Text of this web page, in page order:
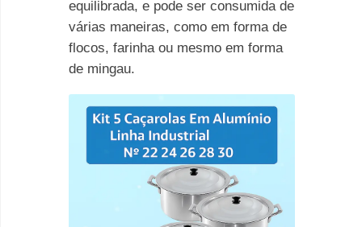
equilibrada, e pode ser consumida de
várias maneiras, como em forma de
flocos, farinha ou mesmo em forma
de mingau.